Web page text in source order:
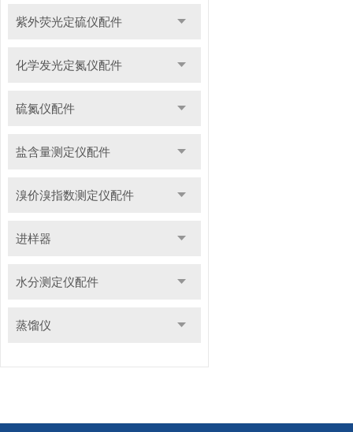
紫外荧光定硫仪配件
化学发光定氮仪配件
硫氮仪配件
盐含量测定仪配件
溴价溴指数测定仪配件
进样器
水分测定仪配件
蒸馏仪